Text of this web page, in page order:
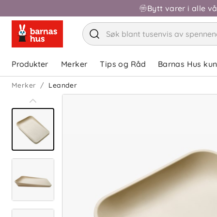
Bytt varer i alle
Produkter Merker Tips og Råd Barnas Hus
Merker Leander